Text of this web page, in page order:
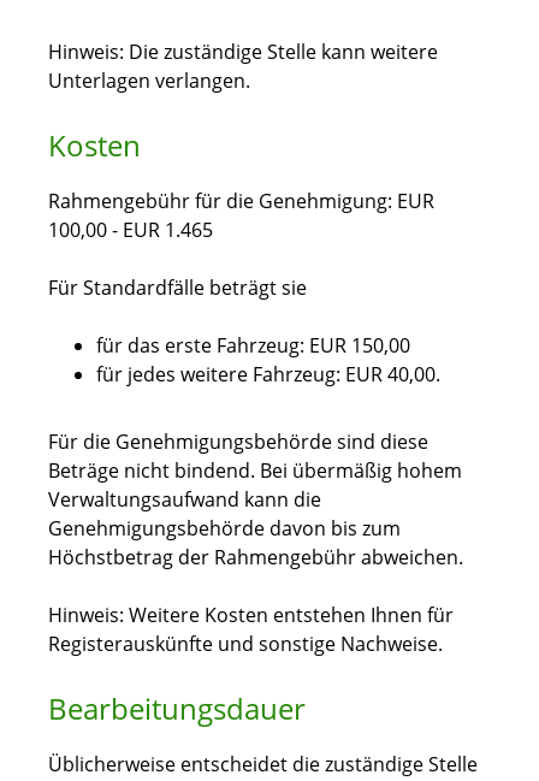
Hinweis: Die zuständige Stelle kann weitere
Unterlagen verlangen.
Kosten
Rahmengebühr für die Genehmigung: EUR
100,00 - EUR 1.465
Für Standardfälle beträgt sie
für das erste Fahrzeug: EUR 150,00
für jedes weitere Fahrzeug: EUR 40,00.
Für die Genehmigungsbehörde sind diese
Beträge nicht bindend. Bei übermäßig hohem
Verwaltungsaufwand kann die
Genehmigungsbehörde davon bis zum
Höchstbetrag der Rahmengebühr abweichen.
Hinweis: Weitere Kosten entstehen Ihnen für
Registerauskünfte und sonstige Nachweise.
Bearbeitungsdauer
Üblicherweise entscheidet die zuständige Stelle